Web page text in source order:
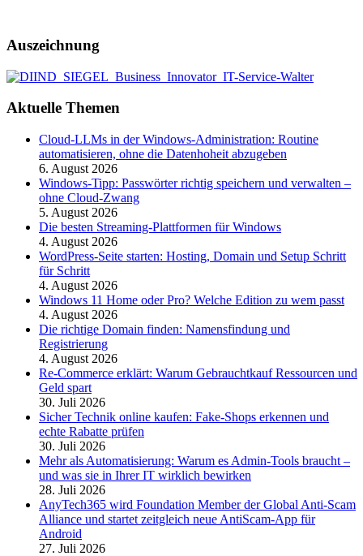
Auszeichnung
Aktuelle Themen
Cloud-LLMs in der Windows-Administration: Routine
automatisieren, ohne die Datenhoheit abzugeben
6. August 2026
Windows-Tipp: Passwörter richtig speichern und verwalten –
ohne Cloud-Zwang
5. August 2026
Die besten Streaming-Plattformen für Windows
4. August 2026
WordPress-Seite starten: Hosting, Domain und Setup Schritt
für Schritt
4. August 2026
Windows 11 Home oder Pro? Welche Edition zu wem passt
4. August 2026
Die richtige Domain finden: Namensfindung und
Registrierung
4. August 2026
Re-Commerce erklärt: Warum Gebrauchtkauf Ressourcen und
Geld spart
30. Juli 2026
Sicher Technik online kaufen: Fake-Shops erkennen und
echte Rabatte prüfen
30. Juli 2026
Mehr als Automatisierung: Warum es Admin-Tools braucht –
und was sie in Ihrer IT wirklich bewirken
28. Juli 2026
AnyTech365 wird Foundation Member der Global Anti-Scam
Alliance und startet zeitgleich neue AntiScam-App für
Android
27. Juli 2026